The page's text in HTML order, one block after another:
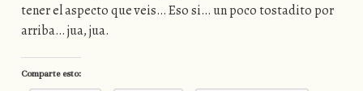
tener el aspecto que veis… Eso si… un poco tostadito por
arriba… jua, jua.
Comparte esto: